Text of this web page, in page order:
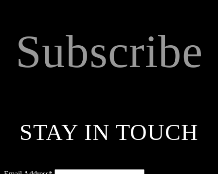
Subscribe
STAY IN TOUCH